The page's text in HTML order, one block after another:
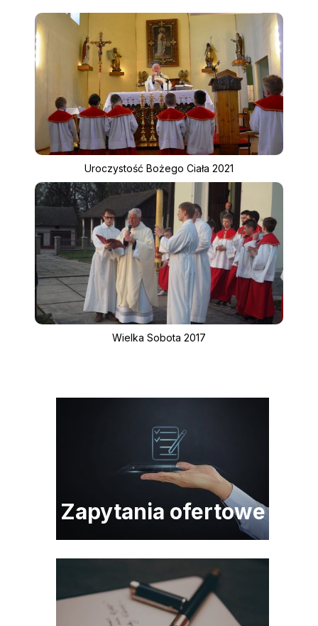
Uroczystość Bożego Ciała 2021
Wielka Sobota 2017
Zapytania ofertowe